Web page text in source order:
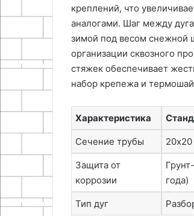
креплений, что
аналогами. Шаг между
зимой под весом снежной
организации сквозного
стяжек обеспечивает
набор крепежа и
Характеристика
Сечение трубы
Защита от
коррозии
года)
Тип дуг